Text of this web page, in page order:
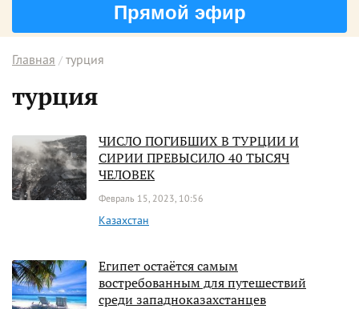
Прямой эфир
Главная турция
турция
ЧИСЛО ПОГИБШИХ В ТУРЦИИ И
СИРИИ ПРЕВЫСИЛО 40 ТЫСЯЧ
ЧЕЛОВЕК
Февраль 15, 2023, 10:56
Казахстан
Египет остаётся самым
востребованным для путешествий
среди западноказахстанцев